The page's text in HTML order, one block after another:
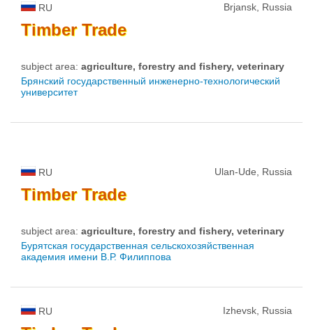
RU Brjansk, Russia
Timber Trade
subject area: agriculture, forestry and fishery, veterinary
Брянский государственный инженерно-технологический
университет
RU Ulan-Ude, Russia
Timber Trade
subject area: agriculture, forestry and fishery, veterinary
Бурятская государственная сельскохозяйственная
академия имени В.Р. Филиппова
RU Izhevsk, Russia